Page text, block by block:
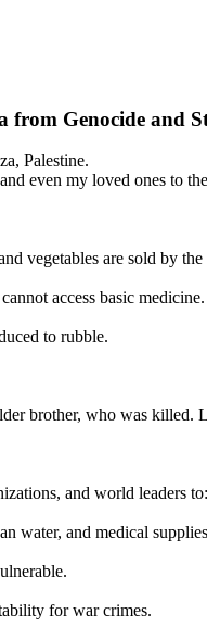
from Genocide and
Palestine.
even my loved ones to
vegetables are sold by
access basic medicine.
to rubble.
brother, who was
and world leaders to:
water, and medical
for war crimes.